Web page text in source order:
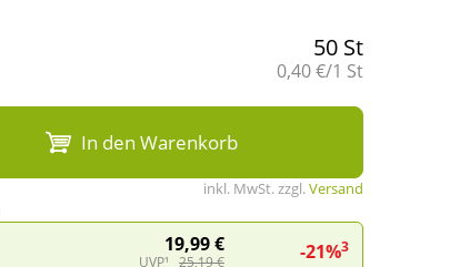
50 St
Grundpreis:
0,40 €/1 St
In den Warenkorb
inkl. MwSt. zzgl.Versand
19,99 €
UVP¹ 25,19 € -21%3